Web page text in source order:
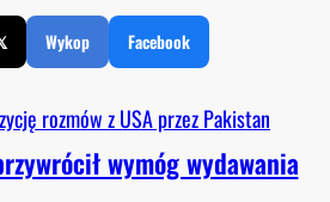
Wykop Facebook
rozmów z USA przez Pakistan
wymóg wydawania